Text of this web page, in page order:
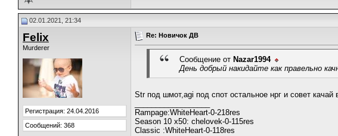
02.01.2021, 21:34
Felix
Murderer
Регистрация: 24.04.2016
Сообщений: 368
Re: Новичок ДВ
Сообщение от Nazar1994
День добрый накидайте как правельно
Str под шмот,agi под спот остальное нрг и совет качай
Rampage:WhiteHeart-0-218res
Season 10 x50: chelovek-0-115res
Classic :WhiteHeart-0-118res